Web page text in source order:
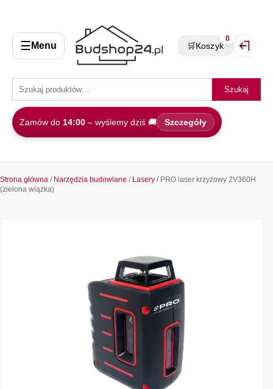
☰ Menu
Szukaj
Zamów do 14:00 – wyślemy dziś 🚚 Szczegóły
🛒Koszyk
0
Strona główna / Narzędzia budowlane / Lasery / PRO laser krzyżowy 2V360H
(zielona wiązka)